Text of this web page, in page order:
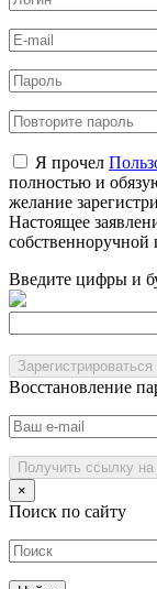
Я прочел
полностью и
желание
Настоящее
собственноручной
Введите цифры и
Зарегистрироваться
Восстановление
Получить ссылку
×
Поиск по сайту